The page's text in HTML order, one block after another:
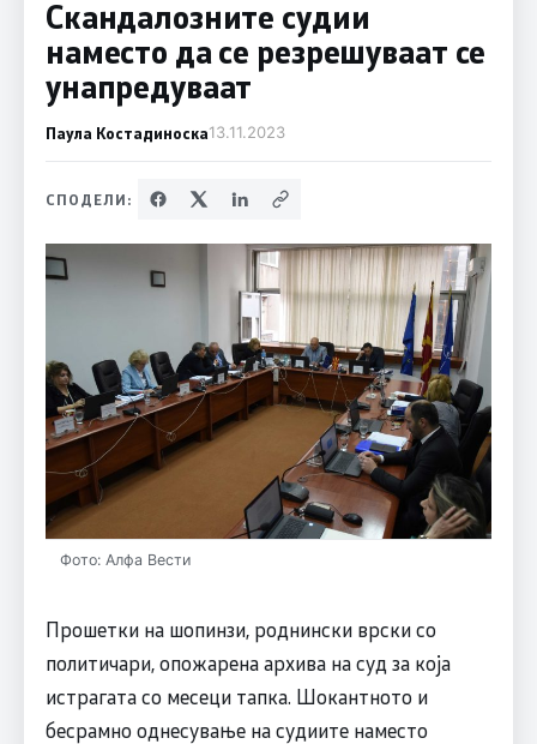
Скандалозните судии
наместо да се резрешуваат се
унапредуваат
Паула Костадиноска13.11.2023
СПОДЕЛИ:
Фото: Алфа Вести
Прошетки на шопинзи, роднински врски со
политичари, опожарена архива на суд за која
истрагата со месеци тапка. Шокантното и
бесрамно однесување на судиите наместо